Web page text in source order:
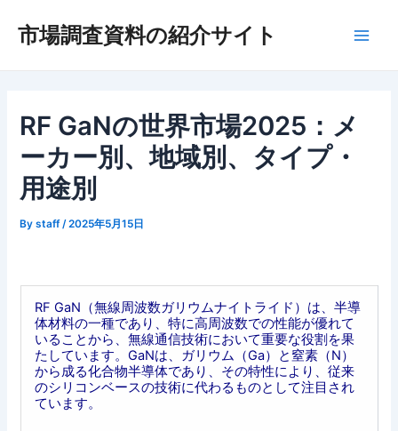
市場調査資料の紹介サイト
RF GaNの世界市場2025：メ
ーカー別、地域別、タイプ・
用途別
Bystaff /2025年5月15日
RF GaN（無線周波数ガリウムナイトライド）は、半導
体材料の一種であり、特に高周波数での性能が優れて
いることから、無線通信技術において重要な役割を果
たしています。GaNは、ガリウム（Ga）と窒素（N）
から成る化合物半導体であり、その特性により、従来
のシリコンベースの技術に代わるものとして注目され
ています。